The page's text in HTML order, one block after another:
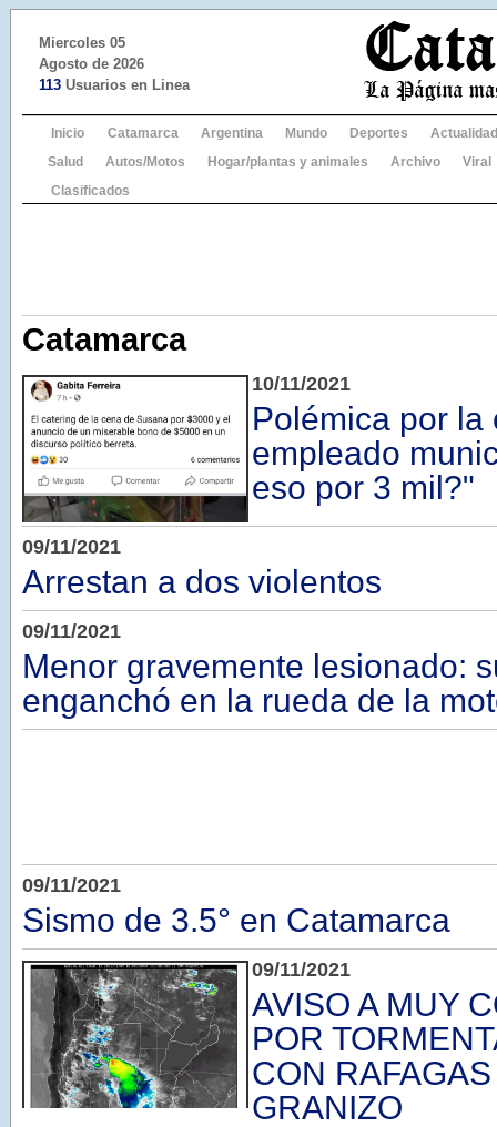
Miercoles 05
Agosto de 2026
113 Usuarios en Linea
Inicio Catamarca Argentina Mundo Deportes
Actualidad
Salud
Autos/Motos Hogar/plantas y animales Archivo
Viral
Clasificados
Catamarca
10/11/2021
Polémica por
empleado
eso por 3 mil?"
09/11/2021
Arrestan a dos violentos
09/11/2021
Menor gravemente lesionado:
enganchó en la rueda de la
09/11/2021
Sismo de 3.5° en Catamarca
09/11/2021
AVISO A MUY
POR
CON
GRANIZO